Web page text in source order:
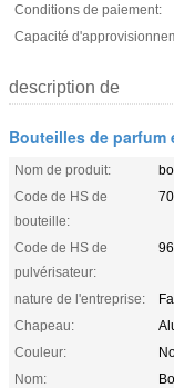
Conditions de paiement:
Capacité
description de
Bouteilles de parfum
Nom de produit:
Code de HS de
bouteille:
Code de HS de
pulvérisateur:
nature de l'entreprise:
Chapeau:
Couleur:
Nom: